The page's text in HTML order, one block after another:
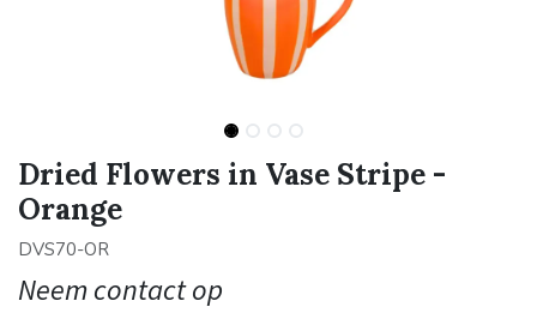
Dried Flowers in Vase Stripe -
Orange
DVS70-OR
Neem contact op